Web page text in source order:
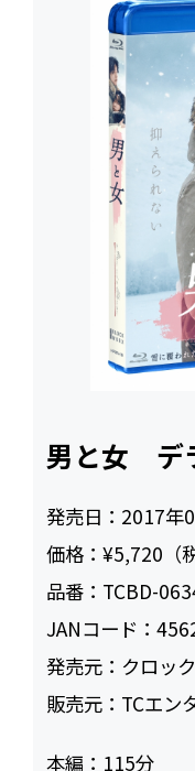
男と女 デ
発売日： 2017年
価格：¥5,720（
品番： TCBD-
JANコード：
発売元： クロッ
販売元： TCエン
本編： 115